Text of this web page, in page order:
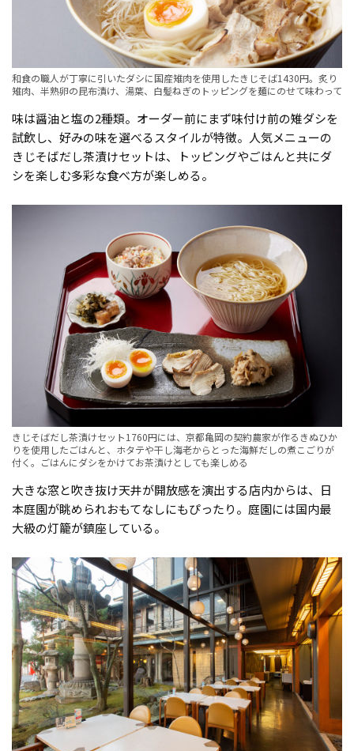
和食の職人が丁寧に引いたダシに国産雉肉を使用したきじそば1430円。炙り
雉肉、半熟卵の昆布漬け、湯葉、白髪ねぎのトッピングを麺にのせて味わって
味は醤油と塩の2種類。オーダー前にまず味付け前の雉ダシを
試飲し、好みの味を選べるスタイルが特徴。人気メニューの
きじそばだし茶漬けセットは、トッピングやごはんと共にダ
シを楽しむ多彩な食べ方が楽しめる。
きじそばだし茶漬けセット1760円には、京都亀岡の契約農家が作るきぬひか
りを使用したごはんと、ホタテや干し海老からとった海鮮だしの煮こごりが
付く。ごはんにダシをかけてお茶漬けとしても楽しめる
大きな窓と吹き抜け天井が開放感を演出する店内からは、日
本庭園が眺められおもてなしにもぴったり。庭園には国内最
大級の灯籠が鎮座している。